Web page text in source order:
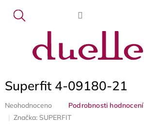
obsah
Superfit 4-09180-21
Průměrné
produktu
Neohodnoceno
Podrobnosti hodnocení
Značka: SUPERFIT